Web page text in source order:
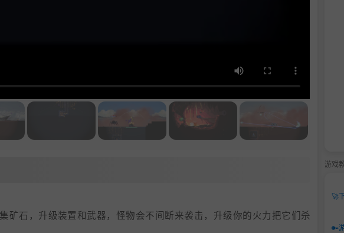
矿石，升级装置和武器，怪物会不间断来袭击，升级你的火力把它们杀
游戏
🚀
🔑